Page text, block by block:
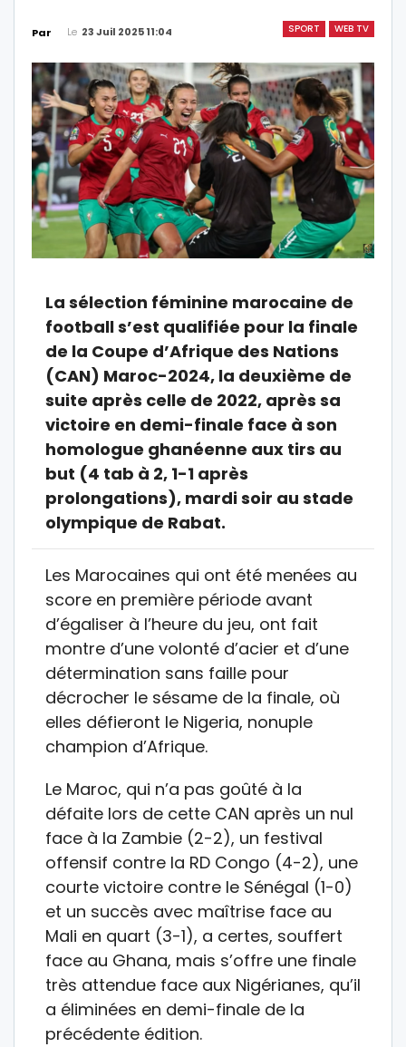
SPORT WEB TV
Par Le 23 Juil 2025 11:04
La sélection féminine marocaine de
football s’est qualifiée pour la finale
de la Coupe d’Afrique des Nations
(CAN) Maroc-2024, la deuxième de
suite après celle de 2022, après sa
victoire en demi-finale face à son
homologue ghanéenne aux tirs au
but (4 tab à 2, 1-1 après
prolongations), mardi soir au stade
olympique de Rabat.
Les Marocaines qui ont été menées au
score en première période avant
d’égaliser à l’heure du jeu, ont fait
montre d’une volonté d’acier et d’une
détermination sans faille pour
décrocher le sésame de la finale, où
elles défieront le Nigeria, nonuple
champion d’Afrique.
Le Maroc, qui n’a pas goûté à la
défaite lors de cette CAN après un nul
face à la Zambie (2-2), un festival
offensif contre la RD Congo (4-2), une
courte victoire contre le Sénégal (1-0)
et un succès avec maîtrise face au
Mali en quart (3-1), a certes, souffert
face au Ghana, mais s’offre une finale
très attendue face aux Nigérianes, qu’il
a éliminées en demi-finale de la
précédente édition.